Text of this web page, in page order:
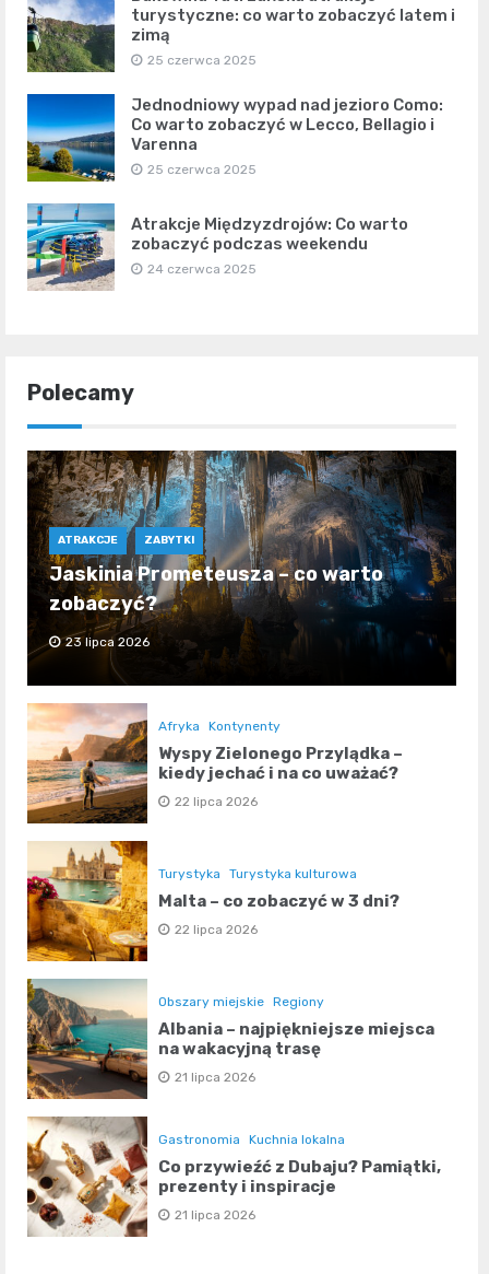
turystyczne: co warto zobaczyć latem i
zimą
25 czerwca 2025
Jednodniowy wypad nad jezioro Como:
Co warto zobaczyć w Lecco, Bellagio i
Varenna
25 czerwca 2025
Atrakcje Międzyzdrojów: Co warto
zobaczyć podczas weekendu
24 czerwca 2025
Polecamy
ATRAKCJE ZABYTKI
Jaskinia Prometeusza – co warto
zobaczyć?
23 lipca 2026
Afryka Kontynenty
Wyspy Zielonego Przylądka –
kiedy jechać i na co uważać?
22 lipca 2026
Turystyka Turystyka kulturowa
Malta – co zobaczyć w 3 dni?
22 lipca 2026
Obszary miejskie Regiony
Albania – najpiękniejsze miejsca
na wakacyjną trasę
21 lipca 2026
Gastronomia Kuchnia lokalna
Co przywieźć z Dubaju? Pamiątki,
prezenty i inspiracje
21 lipca 2026